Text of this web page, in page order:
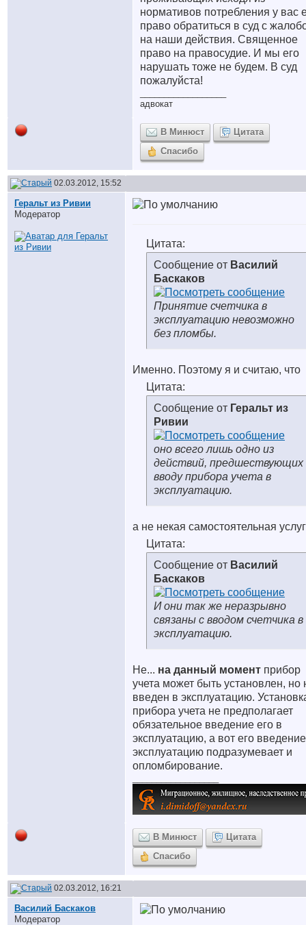
нормативов потребления у вас
право обратиться в суд с
на наши действия. Священное
право на правосудие. И мы его
нарушать тоже не будем. В суд
пожалуйста!
адвокат
В Минюст
Цитата
Спасибо
02.03.2012, 15:52
Геральт из Ривии
Модератор
Цитата:
Сообщение от Василий
Баскаков
Принятие счетчика в
эксплуатацию невозможно
без пломбы.
Именно. Поэтому я и считаю, что
Цитата:
Сообщение от Геральт из
Ривии
оно всего лишь одно из
действий, предшествующих
вводу прибора учета в
эксплуатацию.
а не некая самостоятельная
Цитата:
Сообщение от Василий
Баскаков
И они так же неразрывно
связаны с вводом счетчика в
эксплуатацию.
Не... на данный момент прибор
учета может быть установлен, но
введен в эксплуатацию.
прибора учета не предполагает
обязательное введение его в
эксплуатацию, а вот его
эксплуатацию подразумевает и
опломбирование.
В Минюст
Цитата
Спасибо
02.03.2012, 16:21
Василий Баскаков
Модератор